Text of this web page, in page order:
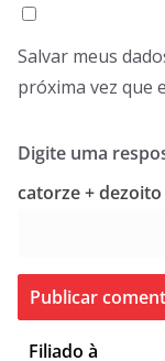
Salvar meus
próxima vez que
Digite uma
catorze + dezoito
Filiado à